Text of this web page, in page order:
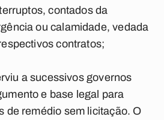
contados da
ou calamidade, vedada
contratos;
a sucessivos governos
e base legal para
de remédio sem licitação. O